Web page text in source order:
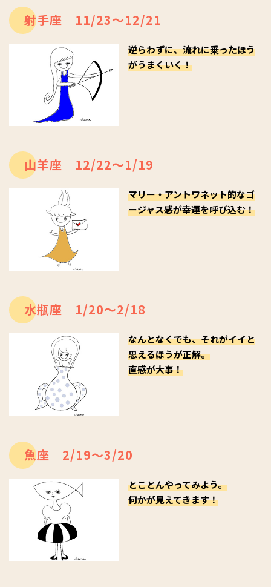
射手座 11/23～12/21
逆らわずに、流れに乗ったほう
がうまくいく！
山羊座 12/22～1/19
マリー・アントワネット的なゴ
ージャス感が幸運を呼び込む！
水瓶座 1/20～2/18
なんとなくでも、それがイイと
思えるほうが正解。
直感が大事！
魚座 2/19～3/20
とことんやってみよう。
何かが見えてきます！